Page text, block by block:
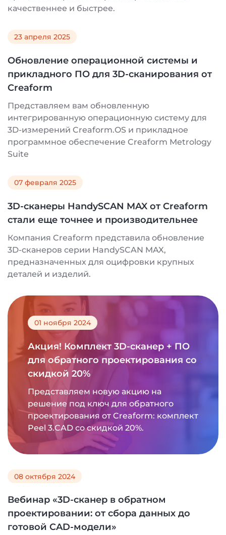
качественнее и быстрее.
Обновление операционной системы и
прикладного ПО для 3D-сканирования от
Creaform
23 апреля 2025
Представляем вам обновленную
интегрированную операционную систему для
3D-измерений Creaform.OS и прикладное
программное обеспечение Creaform Metrology
Suite
3D-сканеры HandySCAN MAX от Creaform
стали еще точнее и производительнее
07 февраля 2025
Компания Creaform представила обновление
3D-сканеров серии HandySCAN MAX,
предназначенных для оцифровки крупных
деталей и изделий.
Акция! Комплект 3D-сканер + ПО
для обратного проектирования со
скидкой 20%
01 ноября 2024
Представляем новую акцию на
решение под ключ для обратного
проектирования от Creaform: комплект
Peel 3.CAD со скидкой 20%.
Вебинар «3D-сканер в обратном
проектировании: от сбора данных до
готовой CAD-модели»
08 октября 2024